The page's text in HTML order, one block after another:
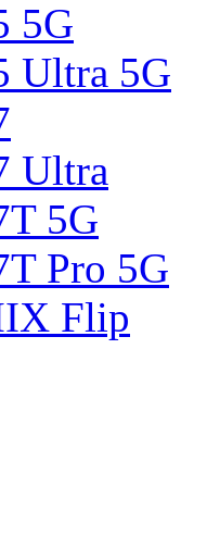
5G
Ultra 5G
Ultra
5G
Pro 5G
Flip